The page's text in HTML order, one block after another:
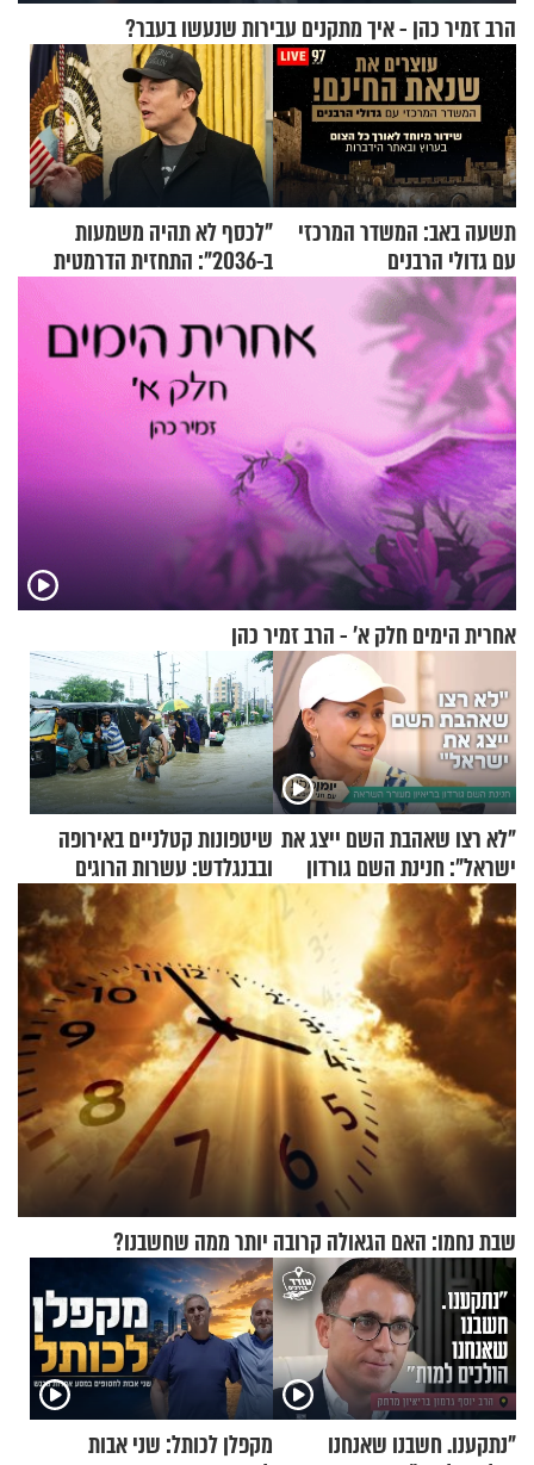
הרב זמיר כהן - איך מתקנים עבירות שנעשו בעבר?
תשעה באב: המשדר המרכזי
עם גדולי הרבנים
"לכסף לא תהיה משמעות
ב-2036": התחזית הדרמטית
הכלכלה
אחרית הימים חלק א’ - הרב זמיר כהן
"לא רצו שאהבת השם ייצג את
ישראל": חנינת השם גורדון
בריאיון מעורר השראה
שיטפונות קטלניים באירופה
ובבנגלדש: עשרות הרוגים
ומיליון נפגעים
שבת נחמו: האם הגאולה קרובה יותר ממה שחשבנו?
"נתקענו. חשבנו שאנחנו
מקפלן לכותל: שני אבות